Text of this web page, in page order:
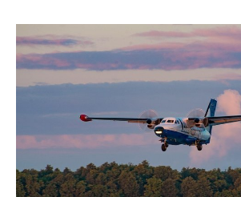
КОМУ ПРИНАДЛЕЖАТ
ТОРГОВЫЕ ЦЕНТРЫ
ТАТАРСТАНА
БЮДЖЕТ
ИНВЕСТИЦИИ
АГРОПРОМ
МАШИНОСТРОЕНИЕ
НЕФТЬ
ОПК
НОВОСТИ АВТО
БИЗНЕС
НОВОСТИ БИЗНЕСА
РОЗНИЧНАЯ ТОРГОВЛЯ
УСЛУГИ
ТЕХНОЛОГИИ
НОВОСТИ ТЕХНОЛОГИЙ
МЕДИА
МЕРОПРИЯТИЯ
НОВОСТИ МЕРОПРИЯТИЙ
ВЫЕЗДНАЯ РЕДАКЦИЯ
НОВОСТИ СПОРТА
ОБЩЕСТВО